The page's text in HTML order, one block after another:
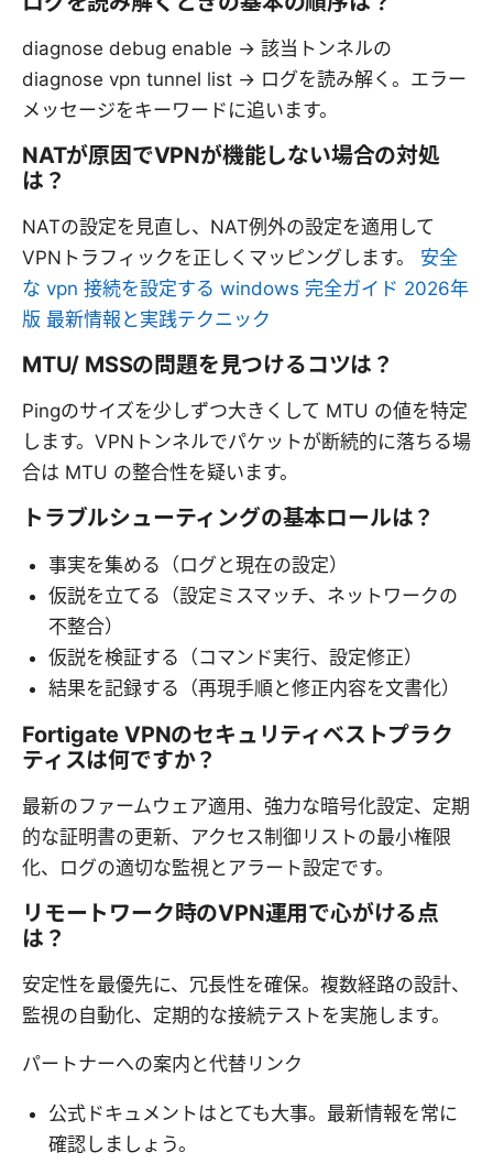
diagnose debug enable → 該当トンネルの
diagnose vpn tunnel list → ログを読み解く。エラー
メッセージをキーワードに追います。
NATが原因でVPNが機能しない場合の対処
は？
NATの設定を見直し、NAT例外の設定を適用して
VPNトラフィックを正しくマッピングします。 安全
な vpn 接続を設定する windows 完全ガイド 2026年
版 最新情報と実践テクニック
MTU/ MSSの問題を見つけるコツは？
Pingのサイズを少しずつ大きくして MTU の値を特定
します。VPNトンネルでパケットが断続的に落ちる場
合は MTU の整合性を疑います。
トラブルシューティングの基本ロールは？
事実を集める（ログと現在の設定）
仮説を立てる（設定ミスマッチ、ネットワークの
不整合）
仮説を検証する（コマンド実行、設定修正）
結果を記録する（再現手順と修正内容を文書化）
Fortigate VPNのセキュリティベストプラク
ティスは何ですか？
最新のファームウェア適用、強力な暗号化設定、定期
的な証明書の更新、アクセス制御リストの最小権限
化、ログの適切な監視とアラート設定です。
リモートワーク時のVPN運用で心がける点
は？
安定性を最優先に、冗長性を確保。複数経路の設計、
監視の自動化、定期的な接続テストを実施します。
パートナーへの案内と代替リンク
公式ドキュメントはとても大事。最新情報を常に
確認しましょう。